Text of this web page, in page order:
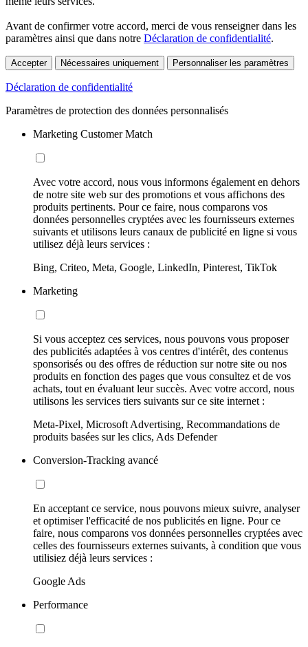
Avant de confirmer votre accord, merci de vous renseigner dans les
paramètres ainsi que dans notre Déclaration de confidentialité.
Accepter Nécessaires uniquement Personnaliser les paramètres
Déclaration de confidentialité
Paramètres de protection des données personnalisés
Marketing Customer Match
Avec votre accord, nous vous informons également en dehors
de notre site web sur des promotions et vous affichons des
produits pertinents. Pour ce faire, nous comparons vos
données personnelles cryptées avec les fournisseurs externes
suivants et utilisons leurs canaux de publicité en ligne si vous
utilisez déjà leurs services :
Bing, Criteo, Meta, Google, LinkedIn, Pinterest, TikTok
Marketing
Si vous acceptez ces services, nous pouvons vous proposer
des publicités adaptées à vos centres d'intérêt, des contenus
sponsorisés ou des offres de réduction sur notre site ou nos
produits en fonction des pages que vous consultez et de vos
achats, tout en évaluant leur succès. Avec votre accord, nous
utilisons les services tiers suivants sur ce site internet :
Meta-Pixel, Microsoft Advertising, Recommandations de
produits basées sur les clics, Ads Defender
Conversion-Tracking avancé
En acceptant ce service, nous pouvons mieux suivre, analyser
et optimiser l'efficacité de nos publicités en ligne. Pour ce
faire, nous comparons vos données personnelles cryptées avec
celles des fournisseurs externes suivants, à condition que vous
utilisiez déjà leurs services :
Google Ads
Performance